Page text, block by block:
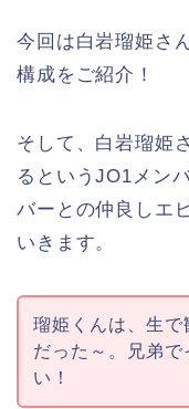
今回は白岩瑠姫さ
構成をご紹介！
そして、白岩瑠姫
るというJO1メン
バーとの仲良しエ
いきます。
瑠姫くんは、生で
だった～。兄弟で
い！